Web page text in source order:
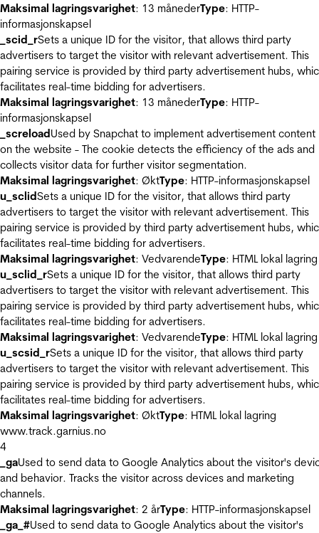
Maksimal lagringsvarighet: 13 månederType: HTTP-
informasjonskapsel
_scid_rSets a unique ID for the visitor, that allows third party
advertisers to target the visitor with relevant advertisement. This
pairing service is provided by third party advertisement hubs,
facilitates real-time bidding for advertisers.
Maksimal lagringsvarighet: 13 månederType: HTTP-
informasjonskapsel
_screloadUsed by Snapchat to implement advertisement content
on the website - The cookie detects the efficiency of the ads and
collects visitor data for further visitor segmentation.
Maksimal lagringsvarighet: ØktType: HTTP-informasjonskapsel
u_sclidSets a unique ID for the visitor, that allows third party
advertisers to target the visitor with relevant advertisement. This
pairing service is provided by third party advertisement hubs,
facilitates real-time bidding for advertisers.
Maksimal lagringsvarighet: VedvarendeType: HTML lokal lagring
u_sclid_rSets a unique ID for the visitor, that allows third party
advertisers to target the visitor with relevant advertisement. This
pairing service is provided by third party advertisement hubs,
facilitates real-time bidding for advertisers.
Maksimal lagringsvarighet: VedvarendeType: HTML lokal lagring
u_scsid_rSets a unique ID for the visitor, that allows third party
advertisers to target the visitor with relevant advertisement. This
pairing service is provided by third party advertisement hubs,
facilitates real-time bidding for advertisers.
Maksimal lagringsvarighet: ØktType: HTML lokal lagring
www.track.garnius.no
4
_gaUsed to send data to Google Analytics about the visitor's
and behavior. Tracks the visitor across devices and marketing
channels.
Maksimal lagringsvarighet: 2 årType: HTTP-informasjonskapsel
_ga_#Used to send data to Google Analytics about the visitor's